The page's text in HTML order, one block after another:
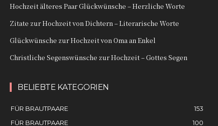
Hochzeit älteres Paar Glückwünsche – Herzliche Worte
Zitate zur Hochzeit von Dichtern – Literarische Worte
Glückwünsche zur Hochzeit von Oma an Enkel
Christliche Segenswünsche zur Hochzeit – Gottes Segen
BELIEBTE KATEGORIEN
FÜR BRAUTPAARE
153
FÜR BRAUTPAARE
100